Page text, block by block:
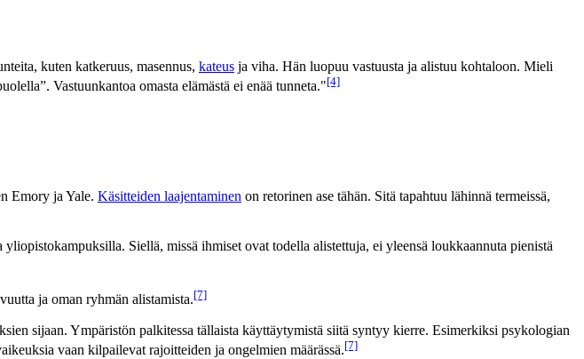
kuten katkeruus, masennus, kateus ja viha. Hän luopuu vastuusta ja alistuu kohtaloon. Mieli
Vastuunkantoa omasta elämästä ei enää tunneta."[4]
Emory ja Yale. Käsitteiden laajentaminen on retorinen ase tähän. Sitä tapahtuu lähinnä termeissä,
Siellä, missä ihmiset ovat todella alistettuja, ei yleensä loukkaannuta pienistä
ja oman ryhmän alistamista.[7]
sijaan. Ympäristön palkitessa tällaista käyttäytymistä siitä syntyy kierre. Esimerkiksi psykologian
vaan kilpailevat rajoitteiden ja ongelmien määrässä.[7]